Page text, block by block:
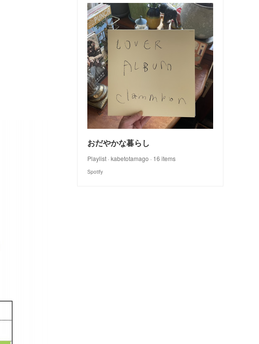
おだやかな暮らし
Playlist · kabetotamago · 16 items
Spotify